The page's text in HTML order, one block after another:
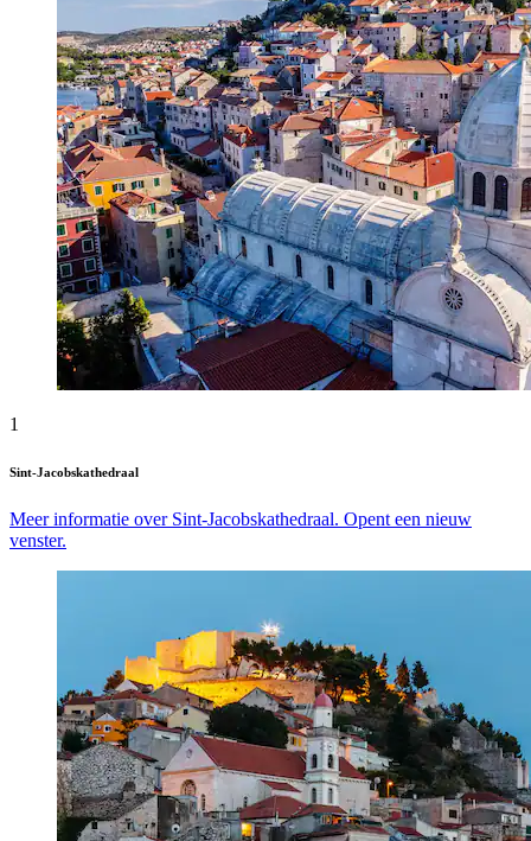
1
Sint-Jacobskathedraal
Meer informatie over Sint-Jacobskathedraal. Opent een nieuw
venster.